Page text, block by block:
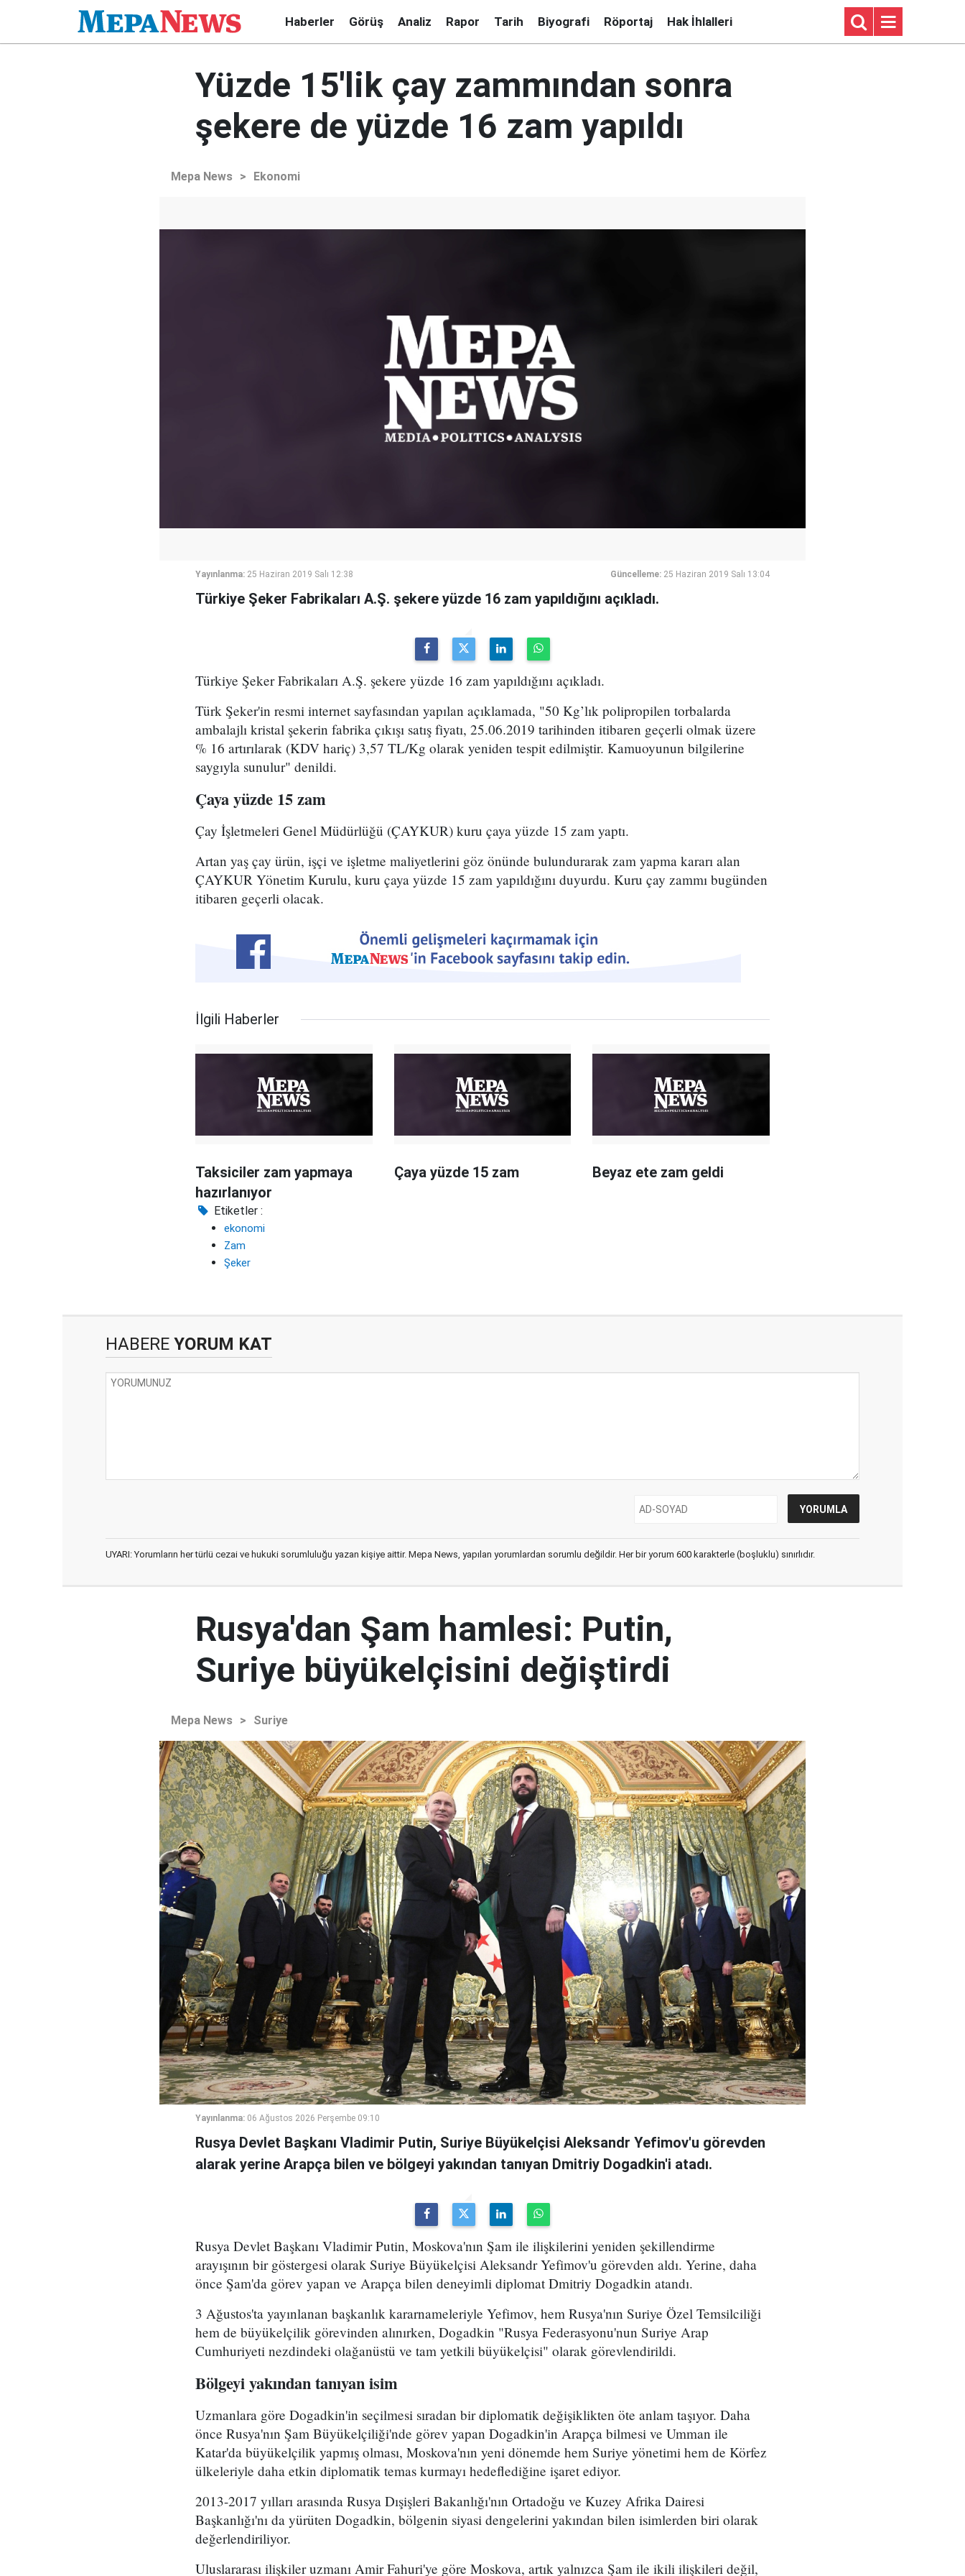
Haberler Görüş Analiz Rapor Tarih Biyografi Röportaj Hak İhlalleri
Yüzde 15'lik çay zammından sonra
şekere de yüzde 16 zam yapıldı
Mepa News > Ekonomi
Yayınlanma: 25 Haziran 2019 Salı 12:38 Güncelleme: 25 Haziran 2019 Salı 13:04
Türkiye Şeker Fabrikaları A.Ş. şekere yüzde 16 zam yapıldığını açıkladı.
Türkiye Şeker Fabrikaları A.Ş. şekere yüzde 16 zam yapıldığını açıkladı.
Türk Şeker'in resmi internet sayfasından yapılan açıklamada, "50 Kg’lık polipropilen torbalarda
ambalajlı kristal şekerin fabrika çıkışı satış fiyatı, 25.06.2019 tarihinden itibaren geçerli olmak üzere
% 16 artırılarak (KDV hariç) 3,57 TL/Kg olarak yeniden tespit edilmiştir. Kamuoyunun bilgilerine
saygıyla sunulur" denildi.
Çaya yüzde 15 zam
Çay İşletmeleri Genel Müdürlüğü (ÇAYKUR) kuru çaya yüzde 15 zam yaptı.
Artan yaş çay ürün, işçi ve işletme maliyetlerini göz önünde bulundurarak zam yapma kararı alan
ÇAYKUR Yönetim Kurulu, kuru çaya yüzde 15 zam yapıldığını duyurdu. Kuru çay zammı bugünden
itibaren geçerli olacak.
İlgili Haberler
Taksiciler zam yapmaya
hazırlanıyor
Çaya yüzde 15 zam Beyaz ete zam geldi
Etiketler :
ekonomi
Zam
Şeker
HABERE YORUM KAT
UYARI: Yorumların her türlü cezai ve hukuki sorumluluğu yazan kişiye aittir. Mepa News, yapılan yorumlardan sorumlu değildir. Her bir yorum 600 karakterle (boşluklu) sınırlıdır.
Rusya'dan Şam hamlesi: Putin,
Suriye büyükelçisini değiştirdi
Mepa News > Suriye
Yayınlanma: 06 Ağustos 2026 Perşembe 09:10
Rusya Devlet Başkanı Vladimir Putin, Suriye Büyükelçisi Aleksandr Yefimov'u görevden
alarak yerine Arapça bilen ve bölgeyi yakından tanıyan Dmitriy Dogadkin'i atadı.
Rusya Devlet Başkanı Vladimir Putin, Moskova'nın Şam ile ilişkilerini yeniden şekillendirme
arayışının bir göstergesi olarak Suriye Büyükelçisi Aleksandr Yefimov'u görevden aldı. Yerine, daha
önce Şam'da görev yapan ve Arapça bilen deneyimli diplomat Dmitriy Dogadkin atandı.
3 Ağustos'ta yayınlanan başkanlık kararnameleriyle Yefimov, hem Rusya'nın Suriye Özel Temsilciliği
hem de büyükelçilik görevinden alınırken, Dogadkin "Rusya Federasyonu'nun Suriye Arap
Cumhuriyeti nezdindeki olağanüstü ve tam yetkili büyükelçisi" olarak görevlendirildi.
Bölgeyi yakından tanıyan isim
Uzmanlara göre Dogadkin'in seçilmesi sıradan bir diplomatik değişiklikten öte anlam taşıyor. Daha
önce Rusya'nın Şam Büyükelçiliği'nde görev yapan Dogadkin'in Arapça bilmesi ve Umman ile
Katar'da büyükelçilik yapmış olması, Moskova'nın yeni dönemde hem Suriye yönetimi hem de Körfez
ülkeleriyle daha etkin diplomatik temas kurmayı hedeflediğine işaret ediyor.
2013-2017 yılları arasında Rusya Dışişleri Bakanlığı'nın Ortadoğu ve Kuzey Afrika Dairesi
Başkanlığı'nı da yürüten Dogadkin, bölgenin siyasi dengelerini yakından bilen isimlerden biri olarak
değerlendiriliyor.
Uluslararası ilişkiler uzmanı Amir Fahuri'ye göre Moskova, artık yalnızca Şam ile ikili ilişkileri değil,